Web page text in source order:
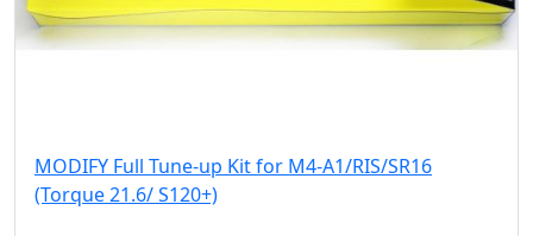
MODIFY Full Tune-up Kit for M4-A1/RIS/SR16
(Torque 21.6/ S120+)